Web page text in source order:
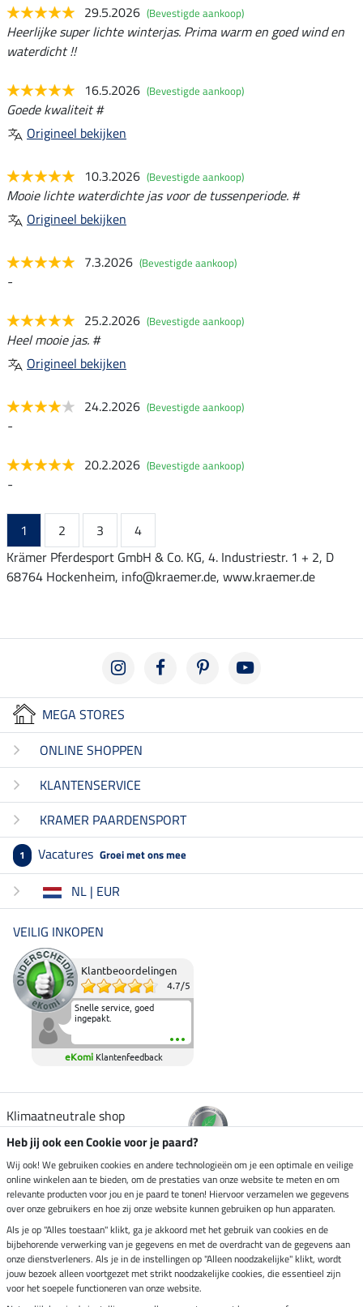
29.5.2026 (Bevestigde aankoop)
Heerlijke super lichte winterjas. Prima warm en goed wind en
waterdicht !!
16.5.2026 (Bevestigde aankoop)
Goede kwaliteit #
Origineel bekijken
10.3.2026 (Bevestigde aankoop)
Mooie lichte waterdichte jas voor de tussenperiode. #
Origineel bekijken
7.3.2026 (Bevestigde aankoop)
-
25.2.2026 (Bevestigde aankoop)
Heel mooie jas. #
Origineel bekijken
24.2.2026 (Bevestigde aankoop)
-
20.2.2026 (Bevestigde aankoop)
-
1 2 3
4
Krämer Pferdesport GmbH & Co. KG, 4. Industriestr. 1 + 2, D
68764 Hockenheim, info@kraemer.de, www.kraemer.de
MEGA STORES
ONLINE SHOPPEN
KLANTENSERVICE
KRAMER PAARDENSPORT
1 Vacatures Groei met ons mee
NL | EUR
VEILIG INKOPEN
Klantbeoordelingen
4.7/5
Snelle service, goed
ingepakt.
eKomi Klantenfeedback
Klimaatneutrale shop
Verzending per
Veilig betalen met
Impressum
Heb jij ook een Cookie voor je paard?
Wij ook! We gebruiken cookies en andere technologieën om je een optimale en veilige
online winkelen aan te bieden, om de prestaties van onze website te meten en om
relevante producten voor jou en je paard te tonen! Hiervoor verzamelen we gegevens
over onze gebruikers en hoe zij onze website kunnen gebruiken op hun apparaten.
Als je op "Alles toestaan" klikt, ga je akkoord met het gebruik van cookies en de
bijbehorende verwerking van je gegevens en met de overdracht van de gegevens aan
onze dienstverleners. Als je in de instellingen op "Alleen noodzakelijke" klikt, wordt
jouw bezoek alleen voortgezet met strikt noodzakelijke cookies, die essentieel zijn
voor het soepele functioneren van onze website.